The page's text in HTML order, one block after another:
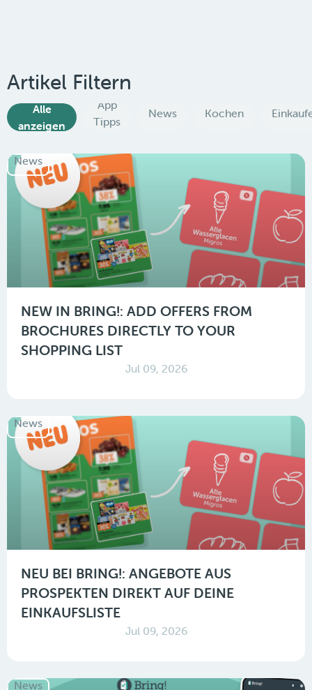
Artikel Filtern
Alle
anzeigen
App
Tipps
News Kochen
News
NEW IN BRING!: ADD OFFERS FROM
BROCHURES DIRECTLY TO YOUR
SHOPPING LIST
Jul 09, 2026
News
NEU BEI BRING!: ANGEBOTE AUS
PROSPEKTEN DIREKT AUF DEINE
EINKAUFSLISTE
Jul 09, 2026
News